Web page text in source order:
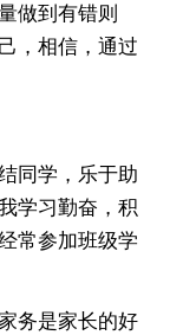
做到有错则
，相信，通过
同学，乐于助
学习勤奋，积
常参加班级学
务是家长的好